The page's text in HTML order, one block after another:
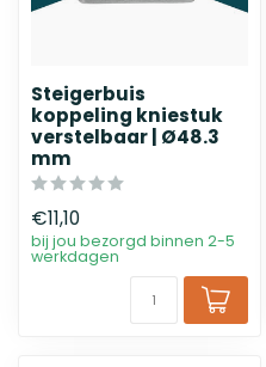
Steigerbuis
koppeling kniestuk
verstelbaar | Ø48.3
mm
€11,10
bij jou bezorgd binnen 2-5
werkdagen